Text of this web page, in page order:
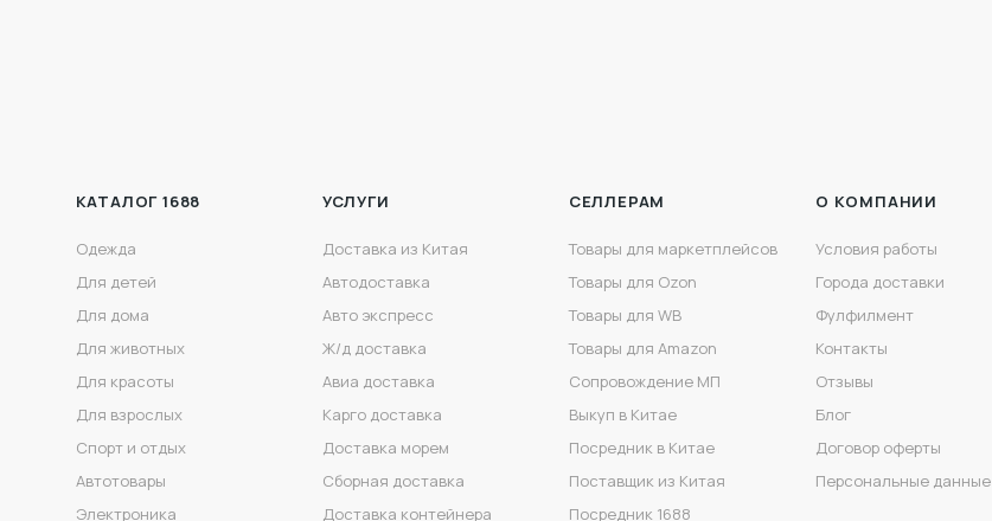
КАТАЛОГ 1688
Одежда
Для детей
Для дома
Для животных
Для красоты
Для взрослых
Спорт и отдых
Автотовары
Электроника
УСЛУГИ
Доставка из Китая
Автодоставка
Авто экспресс
Ж/д доставка
Авиа доставка
Карго доставка
Доставка морем
Сборная доставка
Доставка контейнера
СЕЛЛЕРАМ
Товары для маркетплейсов
Товары для Ozon
Товары для WB
Товары для Amazon
Сопровождение МП
Выкуп в Китае
Посредник в Китае
Поставщик из Китая
Посредник 1688
О КОМПАНИИ
Условия работы
Города доставки
Фулфилмент
Контакты
Отзывы
Блог
Договор оферты
Персональные данные